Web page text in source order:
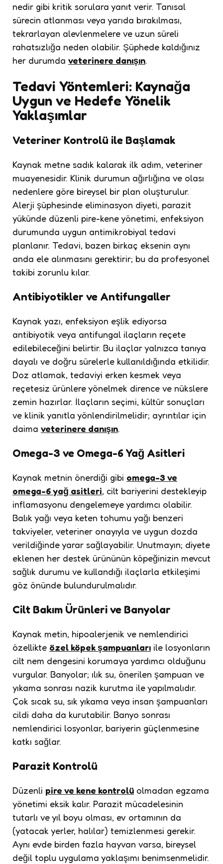
nedir gibi kritik sorulara yanıt verir. Tanısal
sürecin atlanması veya yarıda bırakılması,
tekrarlayan alevlenmelere ve uzun süreli
rahatsızlığa neden olabilir. Şüphede kaldığınız
her durumda veterinere danışın.
Tedavi Yöntemleri: Kaynağa
Uygun ve Hedefe Yönelik
Yaklaşımlar
Veteriner Kontrolü ile Başlamak
Kaynak metne sadık kalarak ilk adım, veteriner
muayenesidir. Klinik durumun ağırlığına ve olası
nedenlere göre bireysel bir plan oluşturulur.
Alerji şüphesinde eliminasyon diyeti, parazit
yükünde düzenli pire-kene yönetimi, enfeksiyon
durumunda uygun antimikrobiyal tedavi
planlanır. Tedavi, bazen birkaç eksenin aynı
anda ele alınmasını gerektirir; bu da profesyonel
takibi zorunlu kılar.
Antibiyotikler ve Antifungaller
Kaynak yazı, enfeksiyon eşlik ediyorsa
antibiyotik veya antifungal ilaçların reçete
edilebileceğini belirtir. Bu ilaçlar yalnızca tanıya
dayalı ve doğru sürelerle kullanıldığında etkilidir.
Doz atlamak, tedaviyi erken kesmek veya
reçetesiz ürünlere yönelmek dirence ve nükslere
zemin hazırlar. İlaçların seçimi, kültür sonuçları
ve klinik yanıtla yönlendirilmelidir; ayrıntılar için
daima veterinere danışın.
Omega-3 ve Omega-6 Yağ Asitleri
Kaynak metnin önerdiği gibi omega-3 ve
omega-6 yağ asitleri, cilt bariyerini destekleyip
inflamasyonu dengelemeye yardımcı olabilir.
Balık yağı veya keten tohumu yağı benzeri
takviyeler, veteriner onayıyla ve uygun dozda
verildiğinde yarar sağlayabilir. Unutmayın; diyete
eklenen her destek ürününün köpeğinizin mevcut
sağlık durumu ve kullandığı ilaçlarla etkileşimi
göz önünde bulundurulmalıdır.
Cilt Bakım Ürünleri ve Banyolar
Kaynak metin, hipoalerjenik ve nemlendirici
özellikte özel köpek şampuanları ile losyonların
cilt nem dengesini korumaya yardımcı olduğunu
vurgular. Banyolar; ılık su, önerilen şampuan ve
yıkama sonrası nazik kurutma ile yapılmalıdır.
Çok sıcak su, sık yıkama veya insan şampuanları
cildi daha da kurutabilir. Banyo sonrası
nemlendirici losyonlar, bariyerin güçlenmesine
katkı sağlar.
Parazit Kontrolü
Düzenli pire ve kene kontrolü olmadan egzama
yönetimi eksik kalır. Parazit mücadelesinin
tutarlı ve yıl boyu olması, ev ortamının da
(yatacak yerler, halılar) temizlenmesi gerekir.
Aynı evde birden fazla hayvan varsa, bireysel
değil toplu uygulama yaklaşımı benimsenmelidir.